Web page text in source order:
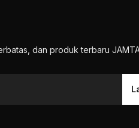
dan produk terbaru